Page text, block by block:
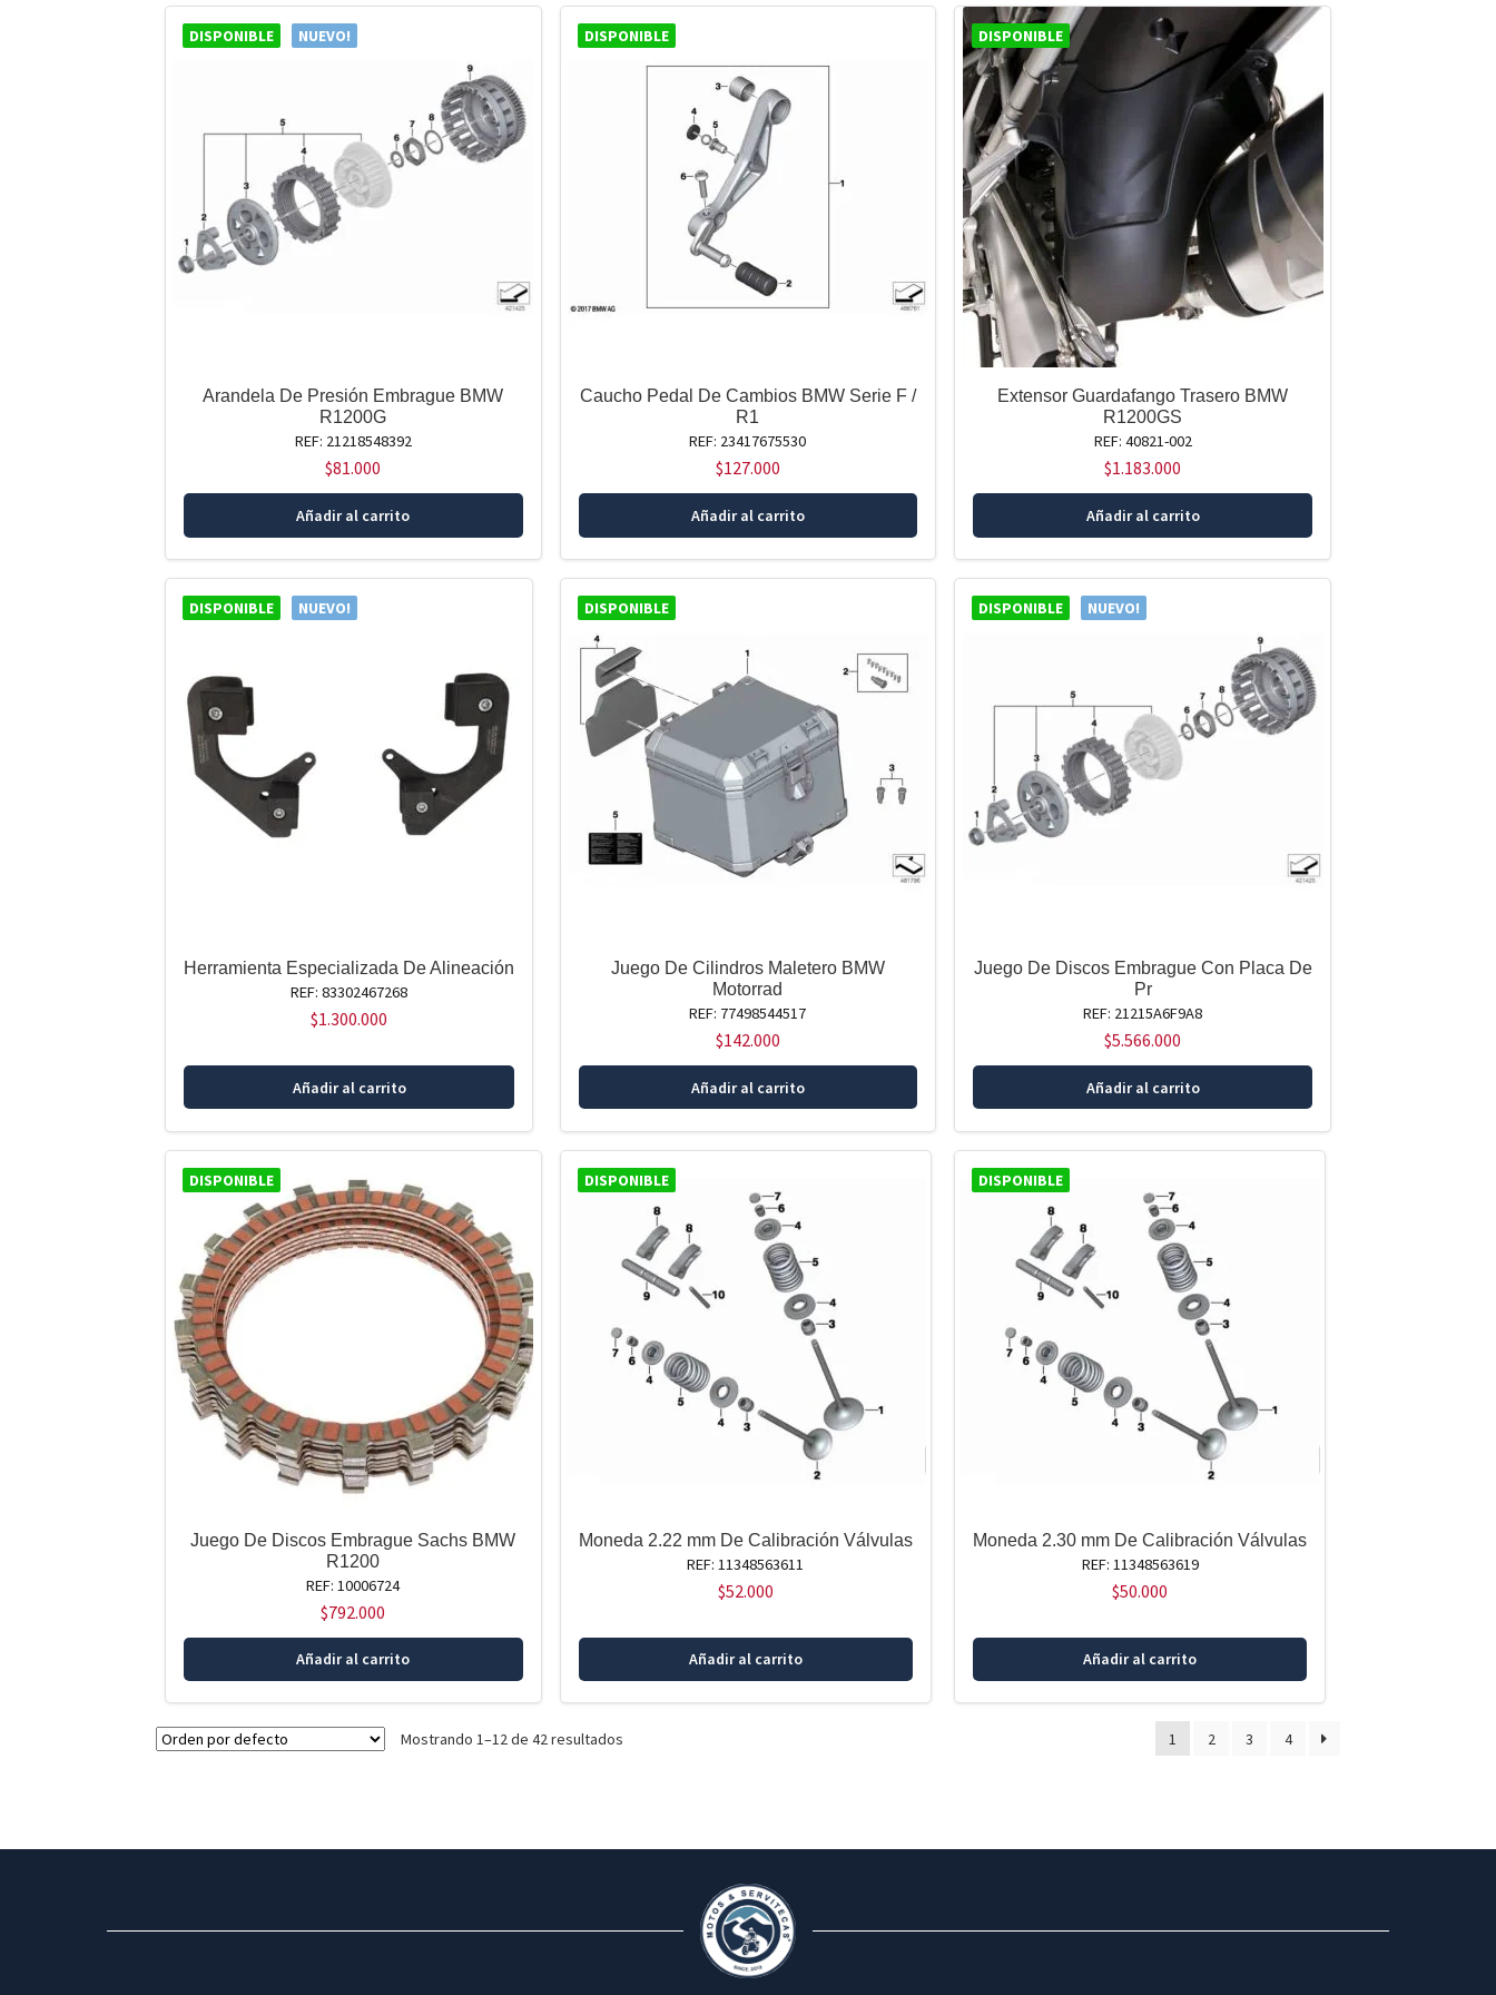
DISPONIBLE NUEVO!
Arandela De Presión Embrague BMW
R1200G
REF: 21218548392
$81.000
Añadir al carrito
DISPONIBLE
Caucho Pedal De Cambios BMW Serie F /
R1
REF: 23417675530
$127.000
Añadir al carrito
DISPONIBLE
Extensor Guardafango Trasero BMW
R1200GS
REF: 40821-002
$1.183.000
Añadir al carrito
DISPONIBLE NUEVO!
Herramienta Especializada De Alineación
REF: 83302467268
$1.300.000
Añadir al carrito
DISPONIBLE
Juego De Cilindros Maletero BMW
Motorrad
REF: 77498544517
$142.000
Añadir al carrito
DISPONIBLE NUEVO!
Juego De Discos Embrague Con Placa De
Pr
REF: 21215A6F9A8
$5.566.000
Añadir al carrito
DISPONIBLE
Juego De Discos Embrague Sachs BMW
R1200
REF: 10006724
$792.000
Añadir al carrito
DISPONIBLE
Moneda 2.22 mm De Calibración Válvulas
REF: 11348563611
$52.000
Añadir al carrito
DISPONIBLE
Moneda 2.30 mm De Calibración Válvulas
REF: 11348563619
$50.000
Añadir al carrito
Mostrando 1–12 de 42 resultados 1 2 3 4